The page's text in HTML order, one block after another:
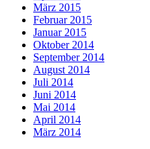
März 2015
Februar 2015
Januar 2015
Oktober 2014
September 2014
August 2014
Juli 2014
Juni 2014
Mai 2014
April 2014
März 2014